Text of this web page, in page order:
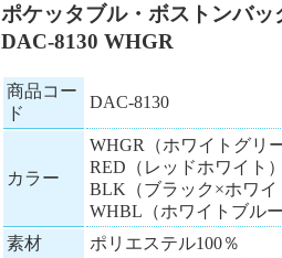
ポケッタブル・ボストンバッ
DAC-8130 WHGR
商品コー
ド
DAC-8130
カラー
WHGR（ホワイトグリ
RED（レッドホワイト）
BLK（ブラック×ホワイ
WHBL（ホワイトブルー
素材
ポリエステル100％